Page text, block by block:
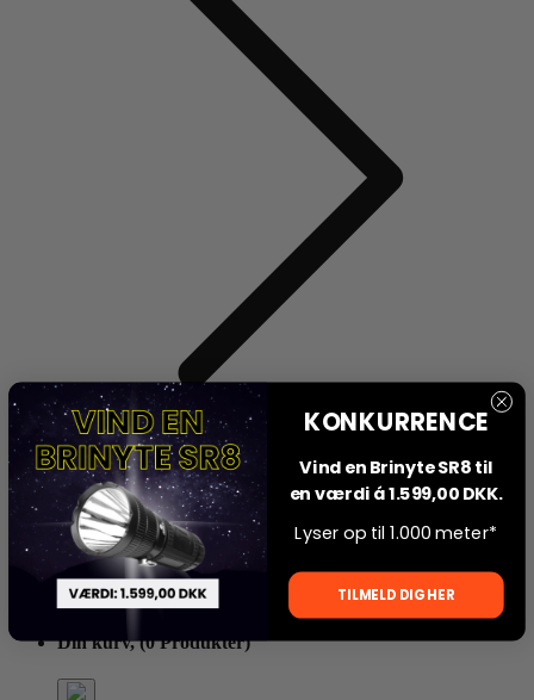
Sommerferie i shoppen - kontant os pr. email og forvent lidt længere
leveringstider.
Levering kun 59 DKK
Sikker online betaling
Dansk Butik
Konto
Din kurv
Din kurv,(0 Produkter)
KONKURRENCE
Vind en Brinyte SR8 til
en værdi á 1.599,00 DKK.
Lyser op til 1.000 meter*
TILMELD DIG HER